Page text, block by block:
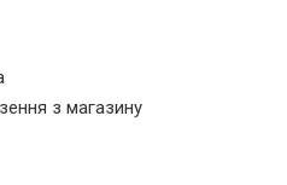
з магазину